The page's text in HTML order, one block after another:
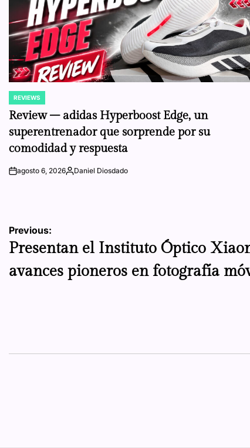
POSTED
IN
REVIEWS
Review – adidas Hyperboost Edge, un
superentrenador que sorprende por su
comodidad y respuesta
onagosto 6, 2026Posted
Daniel Diosdado
Navegación
de
entradas
Previous:
Presentan el Instituto Óptico
avances pioneros en fotografía